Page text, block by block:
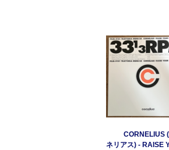
CORNELIUS
ネリアス) - RAISE